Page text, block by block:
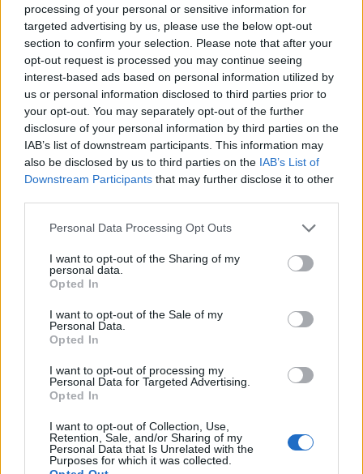
processing of your personal or sensitive information for
targeted advertising by us, please use the below opt-out
section to confirm your selection. Please note that after your
opt-out request is processed you may continue seeing
interest-based ads based on personal information utilized by
us or personal information disclosed to third parties prior to
your opt-out. You may separately opt-out of the further
disclosure of your personal information by third parties on the
IAB’s list of downstream participants. This information may
also be disclosed by us to third parties on the IAB’s List of
Downstream Participants that may further disclose it to other
Please note that this website/app uses one or more Google
not limited to your visit or usage behaviour. You may click to
grant or deny consent to Google and its third-party tags to
use your data for below specified purposes in below Google
consent section.
Personal Data Processing Opt Outs
I want to opt-out of the Sharing of my
personal data.
Opted In
I want to opt-out of the Sale of my
Personal Data.
Opted In
I want to opt-out of processing my
Personal Data for Targeted Advertising.
Opted In
I want to opt-out of Collection, Use,
Retention, Sale, and/or Sharing of my
Personal Data that Is Unrelated with the
Purposes for which it was collected.
απομυθοποίησα ούτε τον γάμο, ούτε τίποτα, απλά
είπα ότι δεν με ενδιαφέρει να το ξανακάνω. Δεν
μας ενδιαφέρει ακόμα σαν κοινωνία στο ποσοστό
που θα έπρεπε, θεωρώ, να έχουμε χαρούμενους,
ευτυχισμένους και ολόκληρους ανθρώπους. Μας
ενδιαφέρει να τηρηθεί το οικείο, το γνωστό και
αυτό που παραλάβαμε. Αυτό δεν είναι υπέρ του
ανθρώπου όμως. Και θα πρέπει να αποφασίσουμε
αν είμαστε υπέρ του ανθρώπου ή υπέρ των
συμβάσεων».